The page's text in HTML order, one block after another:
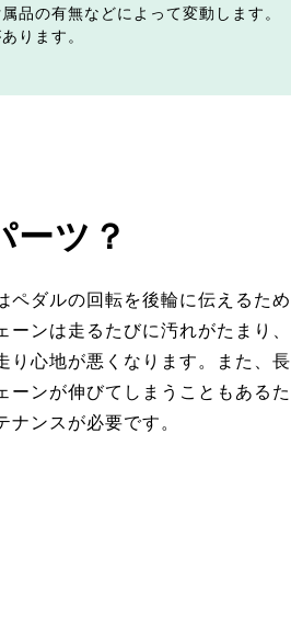
品の有無などによって変動します。
ります。
ーツ？
ペダルの回転を後輪に伝えるため
ーンは走るたびに汚れがたまり、
り心地が悪くなります。また、長
ーンが伸びてしまうこともあるた
ナンスが必要です。